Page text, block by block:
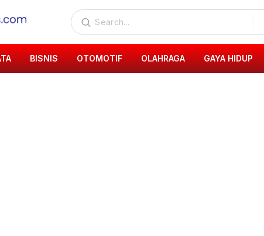
BISNIS OTOMOTIF OLAHRAGA GAYA HIDUP